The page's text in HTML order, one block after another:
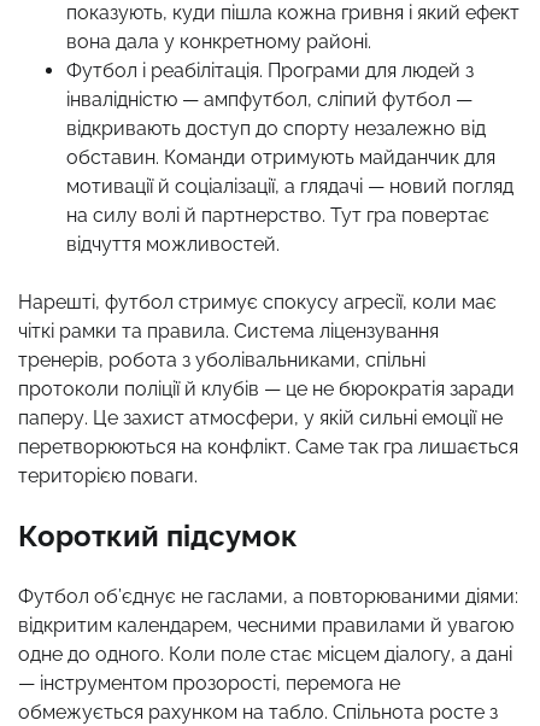
показують, куди пішла кожна гривня і який ефект
вона дала у конкретному районі.
Футбол і реабілітація. Програми для людей з
інвалідністю — ампфутбол, сліпий футбол —
відкривають доступ до спорту незалежно від
обставин. Команди отримують майданчик для
мотивації й соціалізації, а глядачі — новий погляд
на силу волі й партнерство. Тут гра повертає
відчуття можливостей.
Нарешті, футбол стримує спокусу агресії, коли має
чіткі рамки та правила. Система ліцензування
тренерів, робота з уболівальниками, спільні
протоколи поліції й клубів — це не бюрократія заради
паперу. Це захист атмосфери, у якій сильні емоції не
перетворюються на конфлікт. Саме так гра лишається
територією поваги.
Короткий підсумок
Футбол об’єднує не гаслами, а повторюваними діями:
відкритим календарем, чесними правилами й увагою
одне до одного. Коли поле стає місцем діалогу, а дані
— інструментом прозорості, перемога не
обмежується рахунком на табло. Спільнота росте з